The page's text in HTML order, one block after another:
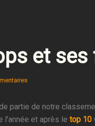
et
partie de notre
l’année et après le top 10